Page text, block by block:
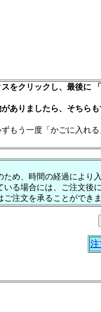
をクリックし、最後に
ありましたら、そちら
ずもう一度「かごに入れ
ため、時間の経過により
いる場合には、ご注文後
ご注文を承ることができ